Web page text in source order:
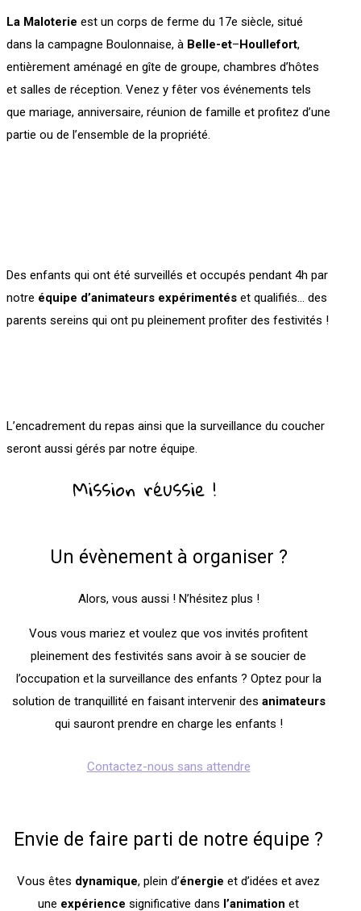
La Maloterie est un corps de ferme du 17e siècle, situé
dans la campagne Boulonnaise, à Belle-et–Houllefort,
entièrement aménagé en gîte de groupe, chambres d’hôtes
et salles de réception. Venez y fêter vos événements tels
que mariage, anniversaire, réunion de famille et profitez d’une
partie ou de l’ensemble de la propriété.
Des enfants qui ont été surveillés et occupés pendant 4h par
notre équipe d’animateurs expérimentés et qualifiés… des
parents sereins qui ont pu pleinement profiter des festivités !
L’encadrement du repas ainsi que la surveillance du coucher
seront aussi gérés par notre équipe.
Mission réussie !
Un évènement à organiser ?
Alors, vous aussi ! N’hésitez plus !
Vous vous mariez et voulez que vos invités profitent
pleinement des festivités sans avoir à se soucier de
l’occupation et la surveillance des enfants ? Optez pour la
solution de tranquillité en faisant intervenir des animateurs
qui sauront prendre en charge les enfants !
Contactez-nous sans attendre
Envie de faire parti de notre équipe ?
Vous êtes dynamique, plein d’énergie et d’idées et avez
une expérience significative dans l’animation et